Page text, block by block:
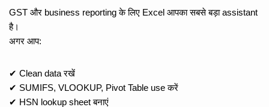
GST और business reporting के लिए Excel आपका सबसे बड़ा assistant
है।
अगर आप:
✔ Clean data रखें
✔ SUMIFS, VLOOKUP, Pivot Table use करें
✔ HSN lookup sheet बनाएं